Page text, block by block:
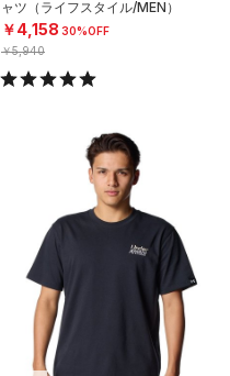
ャツ（ライフスタイル/MEN）
￥4,158 30%OFF
￥5,940